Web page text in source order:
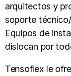
arquitectos y
soporte
Equipos de
dislocan por
Tensoflex le